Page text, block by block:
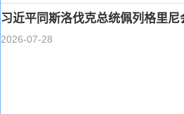
习近平同斯洛伐克总统佩列格里尼
2026-07-28